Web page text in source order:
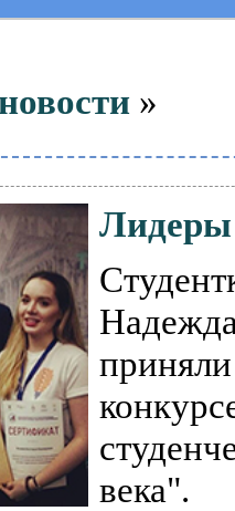
»
века".